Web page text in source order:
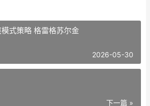
式策略 格雷格苏尔金
2026-05-30
下一篇 »